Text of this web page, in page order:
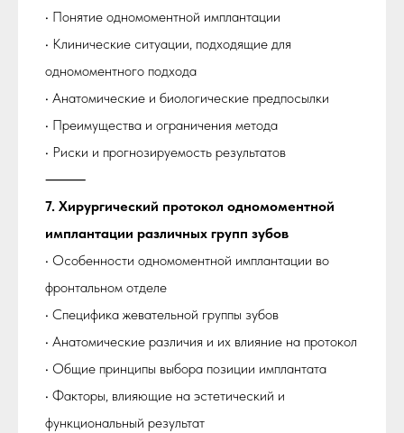
• Понятие одномоментной имплантации
• Клинические ситуации, подходящие для
одномоментного подхода
• Анатомические и биологические предпосылки
• Преимущества и ограничения метода
• Риски и прогнозируемость результатов
⸻
7. Хирургический протокол одномоментной
имплантации различных групп зубов
• Особенности одномоментной имплантации во
фронтальном отделе
• Специфика жевательной группы зубов
• Анатомические различия и их влияние на протокол
• Общие принципы выбора позиции имплантата
• Факторы, влияющие на эстетический и
функциональный результат